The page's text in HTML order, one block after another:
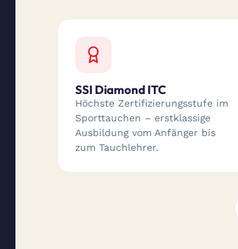
SSI Diamond ITC
Höchste Zertifizierungsstufe im
Sporttauchen – erstklassige
Ausbildung vom Anfänger bis
zum Tauchlehrer.